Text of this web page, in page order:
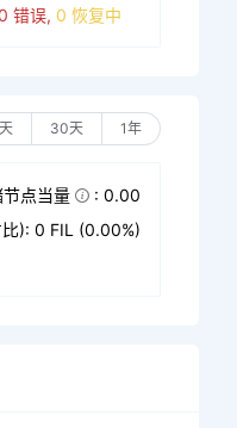
错误, 0 恢复中
30天 1年
点当量
: 0.00
): 0 FIL (0.00%)